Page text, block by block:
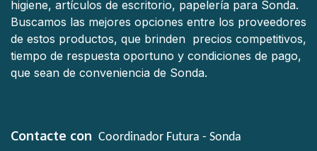
higiene, artículos de escritorio, papelería para Sonda.
Buscamos las mejores opciones entre los proveedores
de estos productos, que brinden precios competitivos,
tiempo de respuesta oportuno y condiciones de pago,
que sean de conveniencia de Sonda.
Contacte con Coordinador Futura - Sonda